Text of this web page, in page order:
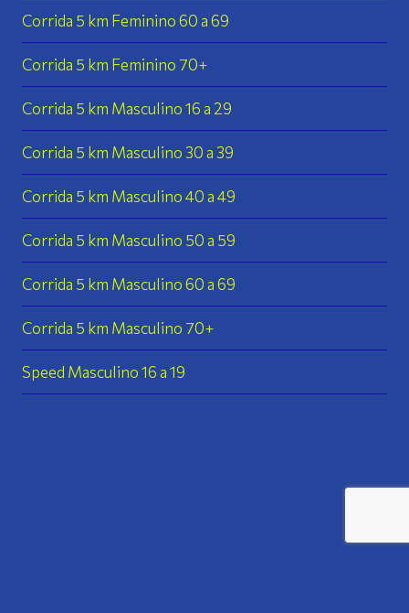
Corrida 5 km Feminino 60 a 69
Corrida 5 km Feminino 70+
Corrida 5 km Masculino 16 a 29
Corrida 5 km Masculino 30 a 39
Corrida 5 km Masculino 40 a 49
Corrida 5 km Masculino 50 a 59
Corrida 5 km Masculino 60 a 69
Corrida 5 km Masculino 70+
Speed Masculino 16 a 19